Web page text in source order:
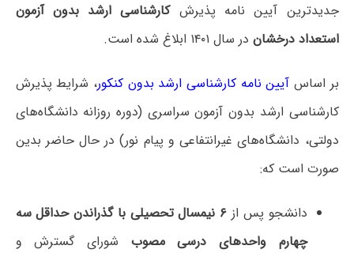
جدیدترین آیین نامه پذیرشکارشناسی ارشد بدون آزمون
استعداد درخشان در سال ۱۴۰۱ ابلاغ شده است.
بر اساس آیین‌ نامه کارشناسی ارشد بدون کنکور، شرایط پذیرش
کارشناسی ارشد بدون آزمون سراسری (دوره روزانه دانشگاه‌های
دولتی، دانشگاه‌های غیرانتفاعی و پیام نور) در حال حاضر بدین
صورت است که:
دانشجو پس از
۶ نیمسال تحصیلی با گذراندن حداقل سه
چهارم واحدهای درسی مصوب شورای گسترش و